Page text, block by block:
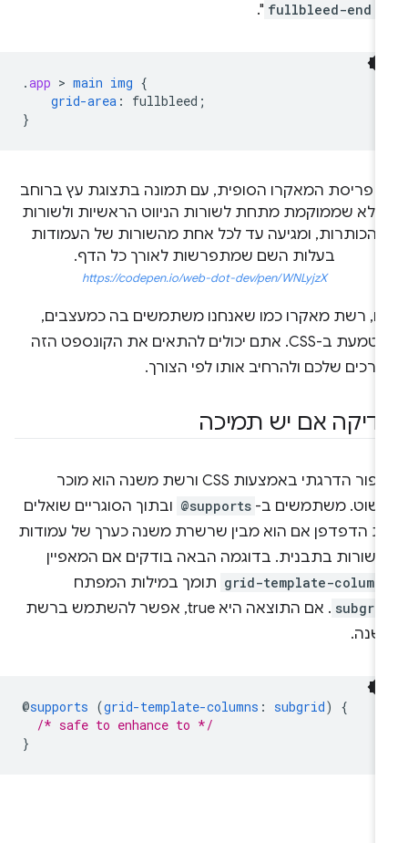
fullbleed-end
".
. app > main img
grid-area: fullbleed
https://codepen.io/web-dot-dev/pen/WNLyjzX
רשת מאקרו כמו שאנחנו משתמשים בה כמעצבים,
מוטמעת ב-CSS. אתם יכולים להתאים את הקונספט הזה
שלכם ולהרחיב אותו לפי הצורך.
אם יש תמיכה
שיפור הדרגתי באמצעות CSS ורשת משנה הוא מוכר
משתמשים ב- @supports ובתוך הסוגריים שואלים
הדפדפן אם הוא מבין שרשרת משנה כערך של עמודות
שורות בתבנית. בדוגמה הבאה בודקים אם המאפיין
grid-template- תומך במילות המפתח
. אם התוצאה היא true, אפשר להשתמש ברשת
@supports (grid-template-columns: subgrid
/* safe to enhance to */